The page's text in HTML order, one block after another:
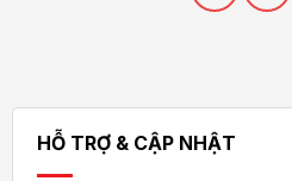
HỖ TRỢ & CẬP NHẬT